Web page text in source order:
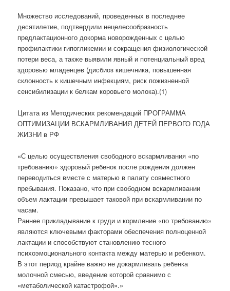
Множество исследований, проведенных в последнее
десятилетие, подтвердили нецелесообразность
предлактационного докорма новорожденных с целью
профилактики гипогликемии и сокращения физиологической
потери веса, а также выявили явный и потенциальный вред
здоровью младенцев (дисбиоз кишечника, повышенная
склонность к кишечным инфекциям, риск пожизненной
сенсибилизации к белкам коровьего молока).(1)
Цитата из Методических рекомендаций ПРОГРАММА
ОПТИМИЗАЦИИ ВСКАРМЛИВАНИЯ ДЕТЕЙ ПЕРВОГО ГОДА
ЖИЗНИ в РФ
«С целью осуществления свободного вскармливания «по
требованию» здоровый ребенок после рождения должен
переводиться вместе с матерью в палату совместного
пребывания. Показано, что при свободном вскармливании
объем лактации превышает таковой при вскармливании по
часам.
Раннее прикладывание к груди и кормление «по требованию»
являются ключевыми факторами обеспечения полноценной
лактации и способствуют становлению тесного
психоэмоционального контакта между матерью и ребенком.
В этот период крайне важно не докармливать ребенка
молочной смесью, введение которой сравнимо с
«метаболической катастрофой».»